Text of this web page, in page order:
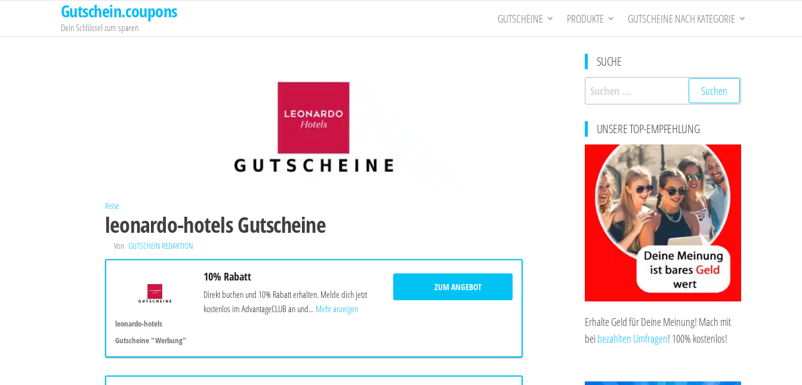
springen
Gutschein.coupons
Dein Schlüssel zum sparen
GUTSCHEINE PRODUKTE GUTSCHEINE NACH KATEGORIE
Reise
leonardo-hotels Gutscheine
Von GUTSCHEIN REDAKTION
leonardo-hotels
Gutscheine "Werbung"
10% Rabatt
Direkt buchen und 10% Rabatt erhalten. Melde dich jetzt
kostenlos im AdvantageCLUB an und... Mehr anzeigen
ZUM ANGEBOT
SUCHE
Suchen
nach:
UNSERE TOP-EMPFEHLUNG
Erhalte Geld für Deine Meinung! Mach mit
beibezahlten Umfragen! 100% kostenlos!